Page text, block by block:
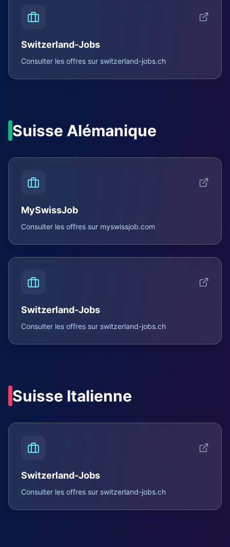
Switzerland-Jobs
Consulter les offres sur switzerland-jobs.ch
Suisse Alémanique
MySwissJob
Consulter les offres sur myswissjob.com
Switzerland-Jobs
Consulter les offres sur switzerland-jobs.ch
Suisse Italienne
Switzerland-Jobs
Consulter les offres sur switzerland-jobs.ch